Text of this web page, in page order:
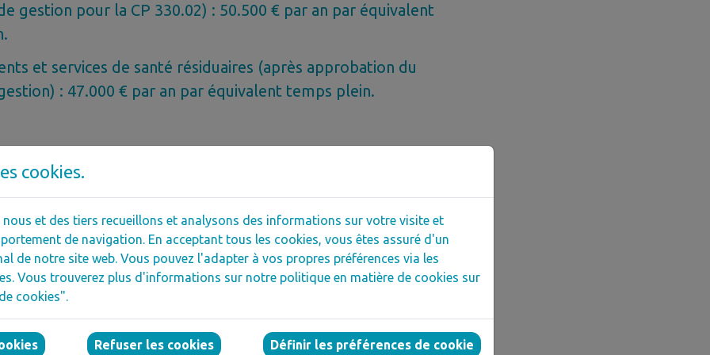
gestion pour la CP 330.02) : 50.500 € par an par équivalent
et services de santé résiduaires (après approbation du
: 47.000 € par an par équivalent temps plein.
engage le·la jeune à durée indéterminée
s'engage à faire un rapport d'évaluation sur son expérience
après 1 an.
s'engage à faire un rapport d'évaluation sur le financement
après 1 an.
cookies.
nous et des tiers recueillons et analysons des informations sur votre visite et
de navigation. En acceptant tous les cookies, vous êtes assuré d'un
de notre site web. Vous pouvez l'adapter à vos propres préférences via les
Vous trouverez plus d'informations sur notre politique en matière de cookies sur
cookies".
Refuser les cookies Définir les préférences de cookie